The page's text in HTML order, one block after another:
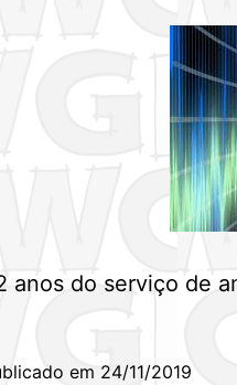
anos do serviço de
em 24/11/2019